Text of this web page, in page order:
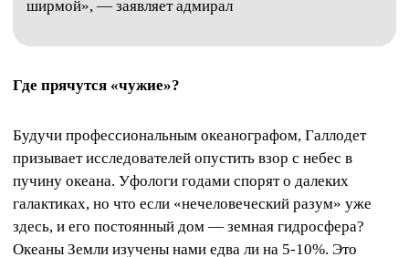
ширмой», — заявляет адмирал
Где прячутся «чужие»?
Будучи профессиональным океанографом, Галлодет
призывает исследователей опустить взор с небес в
пучину океана. Уфологи годами спорят о далеких
галактиках, но что если «нечеловеческий разум» уже
здесь, и его постоянный дом — земная гидросфера?
Океаны Земли изучены нами едва ли на 5-10%. Это